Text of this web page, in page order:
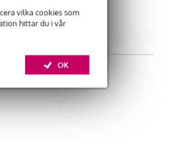
vilka cookies som
hittar du i vår
OK